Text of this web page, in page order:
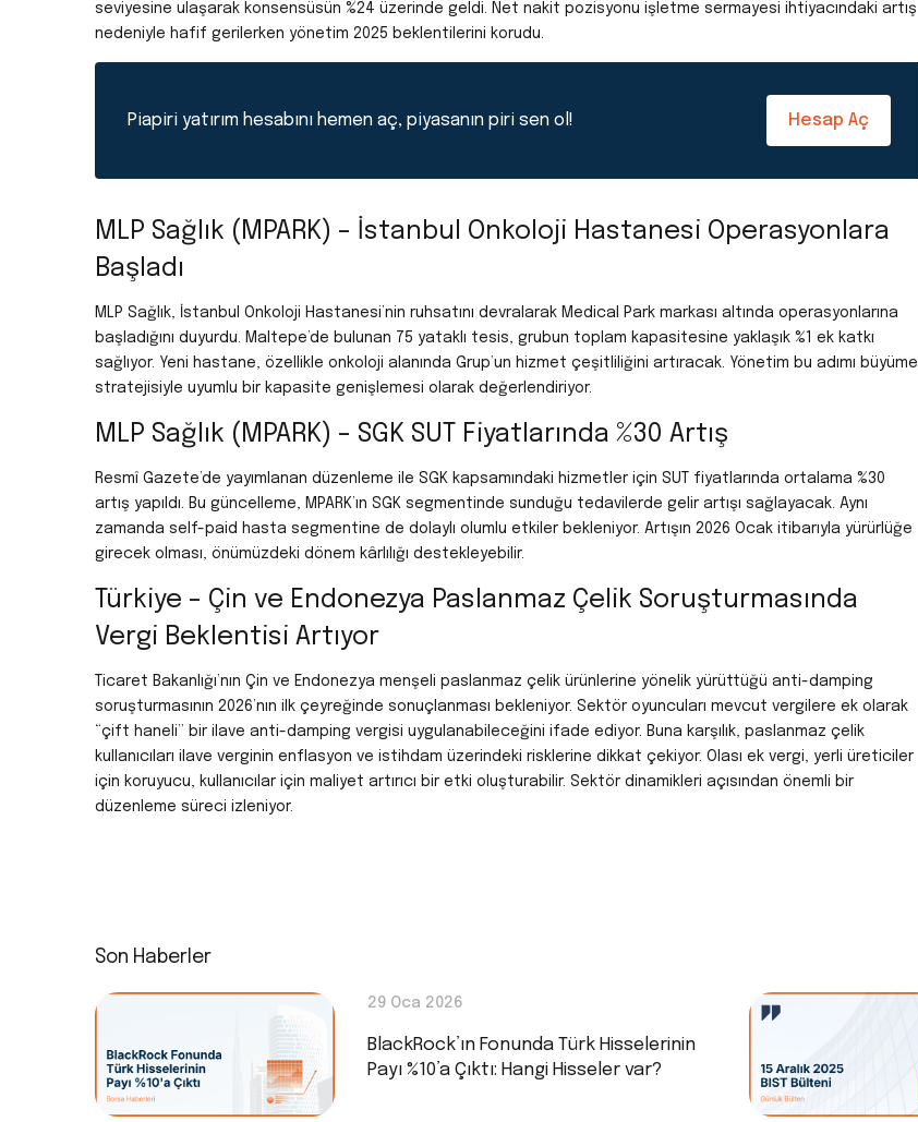
seviyesine ulaşarak konsensüsün %24 üzerinde geldi. Net nakit pozisyonu işletme sermayesi ihtiyacındaki artış
nedeniyle hafif gerilerken yönetim 2025 beklentilerini korudu.
Piapiri yatırım hesabını hemen aç, piyasanın piri sen ol! Hesap Aç
MLP Sağlık (MPARK) – İstanbul Onkoloji Hastanesi Operasyonlara
Başladı
MLP Sağlık, İstanbul Onkoloji Hastanesi’nin ruhsatını devralarak Medical Park markası altında operasyonlarına
başladığını duyurdu. Maltepe’de bulunan 75 yataklı tesis, grubun toplam kapasitesine yaklaşık %1 ek katkı
sağlıyor. Yeni hastane, özellikle onkoloji alanında Grup’un hizmet çeşitliliğini artıracak. Yönetim bu adımı büyüme
stratejisiyle uyumlu bir kapasite genişlemesi olarak değerlendiriyor.
MLP Sağlık (MPARK) – SGK SUT Fiyatlarında %30 Artış
Resmî Gazete’de yayımlanan düzenleme ile SGK kapsamındaki hizmetler için SUT fiyatlarında ortalama %30
artış yapıldı. Bu güncelleme, MPARK’ın SGK segmentinde sunduğu tedavilerde gelir artışı sağlayacak. Aynı
zamanda self-paid hasta segmentine de dolaylı olumlu etkiler bekleniyor. Artışın 2026 Ocak itibarıyla yürürlüğe
girecek olması, önümüzdeki dönem kârlılığı destekleyebilir.
Türkiye – Çin ve Endonezya Paslanmaz Çelik Soruşturmasında
Vergi Beklentisi Artıyor
Ticaret Bakanlığı’nın Çin ve Endonezya menşeli paslanmaz çelik ürünlerine yönelik yürüttüğü anti-damping
soruşturmasının 2026’nın ilk çeyreğinde sonuçlanması bekleniyor. Sektör oyuncuları mevcut vergilere ek olarak
“çift haneli” bir ilave anti-damping vergisi uygulanabileceğini ifade ediyor. Buna karşılık, paslanmaz çelik
kullanıcıları ilave verginin enflasyon ve istihdam üzerindeki risklerine dikkat çekiyor. Olası ek vergi, yerli üreticiler
için koruyucu, kullanıcılar için maliyet artırıcı bir etki oluşturabilir. Sektör dinamikleri açısından önemli bir
düzenleme süreci izleniyor.
Son Haberler
29 Oca 2026
BlackRock’ın Fonunda Türk Hisselerinin
Payı %10’a Çıktı: Hangi Hisseler var?